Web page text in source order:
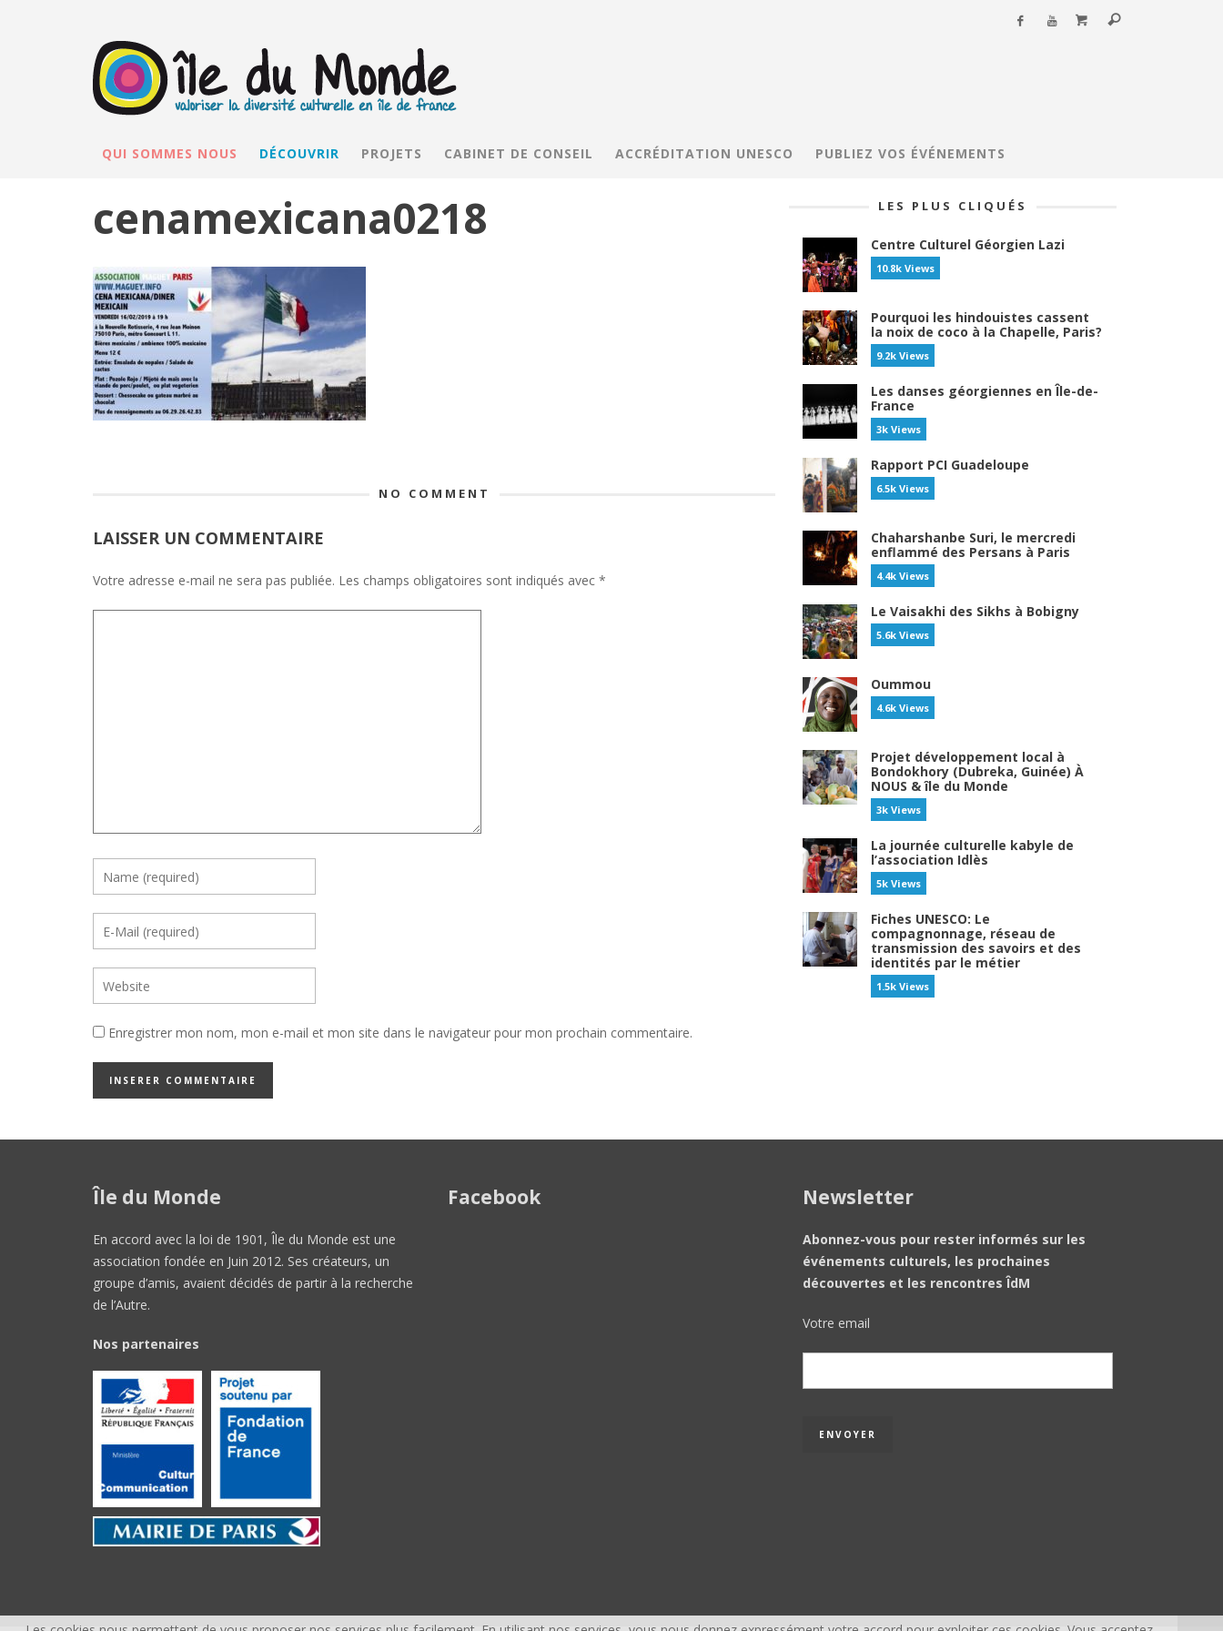
QUI SOMMES NOUS DÉCOUVRIR PROJETS CABINET DE CONSEIL ACCRÉDITATION UNESCO PUBLIEZ VOS ÉVÉNEMENTS
cenamexicana0218
NO COMMENT
LAISSER UN COMMENTAIRE
Votre adresse e-mail ne sera pas publiée. Les champs obligatoires sont indiqués avec *
Enregistrer mon nom, mon e-mail et mon site dans le navigateur pour mon prochain commentaire.
LES PLUS CLIQUÉS
Centre Culturel Géorgien Lazi
10.8k Views
Pourquoi les hindouistes cassent
la noix de coco à la Chapelle, Paris?
9.2k Views
Les danses géorgiennes en Île-de-
France
3k Views
Rapport PCI Guadeloupe
6.5k Views
Chaharshanbe Suri, le mercredi
enflammé des Persans à Paris
4.4k Views
Le Vaisakhi des Sikhs à Bobigny
5.6k Views
Oummou
4.6k Views
Projet développement local à
Bondokhory (Dubreka, Guinée) À
NOUS & île du Monde
3k Views
La journée culturelle kabyle de
l’association Idlès
5k Views
Fiches UNESCO: Le
compagnonnage, réseau de
transmission des savoirs et des
identités par le métier
1.5k Views
Île du Monde
En accord avec la loi de 1901, Île du Monde est une
association fondée en Juin 2012. Ses créateurs, un
groupe d’amis, avaient décidés de partir à la recherche
de l’Autre.
Nos partenaires
Facebook Newsletter
Abonnez-vous pour rester informés sur les
événements culturels, les prochaines
découvertes et les rencontres ÎdM
Votre email